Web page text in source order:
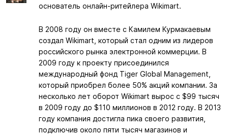
основатель онлайн-ритейлера Wikimart.
В 2008 году он вместе с Камилем Курмакаевым
создал Wikimart, который стал одним из лидеров
российского рынка электронной коммерции. В
2009 году к проекту присоединился
международный фонд Tiger Global Management,
который приобрел более 50% акций компании. За
несколько лет оборот Wikimart вырос с $99 тысяч
в 2009 году до $110 миллионов в 2012 году. В 2013
году компания достигла пика своего развития,
подключив около пяти тысяч магазинов и